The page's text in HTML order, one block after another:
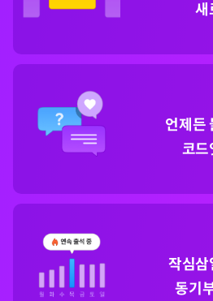
새
언제든
코드
작심삼
동기